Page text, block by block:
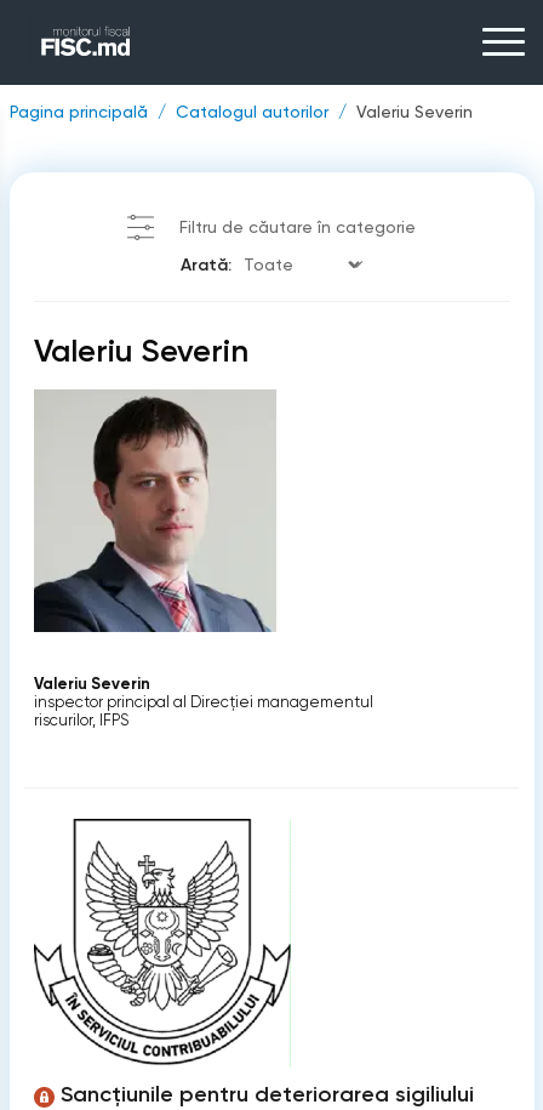
Pagina principală Catalogul autorilor Valeriu Severin
Filtru de căutare în categorie
Arată:
Valeriu Severin
Valeriu Severin
inspector principal al Direcției managementul
riscurilor, IFPS
Sancțiunile pentru deteriorarea sigiliului